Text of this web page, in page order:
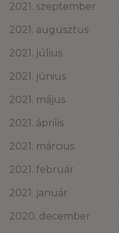
2021. szeptember
2021. augusztus
2021. július
2021. június
2021. május
2021. április
2021. március
2021. február
2021. január
2020. december